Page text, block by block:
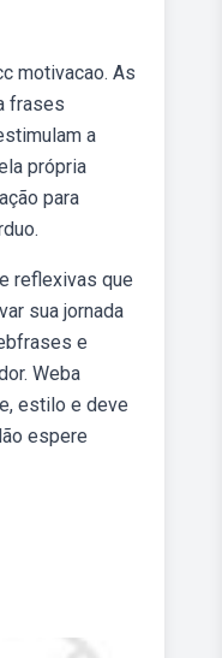
motivacao. As
frases
a
própria
para
reflexivas que
sua jornada
e
Weba
estilo e deve
espere